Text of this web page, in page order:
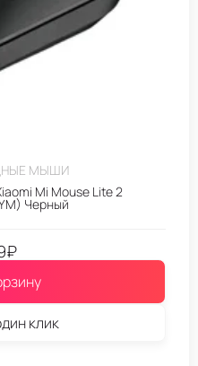
МЫШИ
Mi Mouse Lite 2
Черный
₽
клик